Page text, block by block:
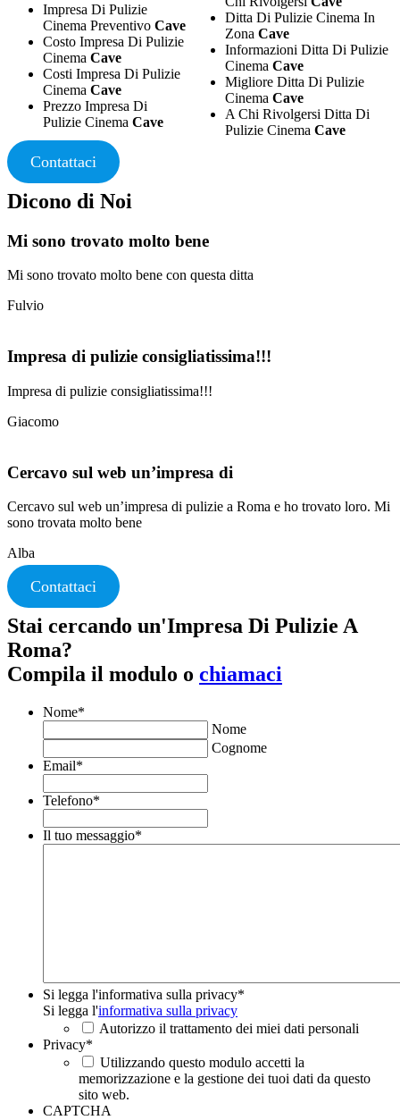
Impresa Di Pulizie
Cinema Preventivo Cave
Costo Impresa Di Pulizie
Cinema Cave
Costi Impresa Di Pulizie
Cinema Cave
Prezzo Impresa Di
Pulizie Cinema Cave
Ditta Di Pulizie Cinema In
Zona Cave
Informazioni Ditta Di Pulizie
Cinema Cave
Migliore Ditta Di Pulizie
Cinema Cave
A Chi Rivolgersi Ditta Di
Pulizie Cinema Cave
Contattaci
Dicono di Noi
Mi sono trovato molto bene
Mi sono trovato molto bene con questa ditta
Fulvio
Impresa di pulizie consigliatissima!!!
Impresa di pulizie consigliatissima!!!
Giacomo
Cercavo sul web un’impresa di
Cercavo sul web un’impresa di pulizie a Roma e ho trovato loro. Mi
sono trovata molto bene
Alba
Contattaci
Stai cercando un'Impresa Di Pulizie A
Roma?
Compila il modulo o chiamaci
Nome*
Nome
Cognome
Email*
Telefono*
Il tuo messaggio*
Si legga l'informativa sulla privacy*
Si legga l'informativa sulla privacy
Autorizzo il trattamento dei miei dati personali
Privacy*
Utilizzando questo modulo accetti la
memorizzazione e la gestione dei tuoi dati da questo
sito web.
CAPTCHA